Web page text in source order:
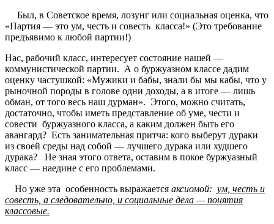
Был, в Советское время, лозунг или социальная оценка, что
«Партия — это ум, честь и совесть класса!» (Это требование
предъявимо к любой партии!)
Нас, рабочий класс, интересует состояние нашей —
коммунистической партии. А о буржуазном классе дадим
оценку частушкой: «Мужики и бабы, знали бы мы кабы, что у
рыночной породы в голове одни доходы, а в итоге — лишь
обман, от того весь наш дурман». Этого, можно считать,
достаточно, чтобы иметь представление об уме, чести и
совести буржуазного класса, а каким должен быть его
авангард? Есть занимательная притча: кого выберут дураки
из своей среды над собой — лучшего дурака или худшего
дурака? Не зная этого ответа, оставим в покое буржуазный
класс — наедине с его проблемами.
Но уже эта особенность выражается аксиомой: ум, честь и
совесть, а следовательно, и социальные дела — понятия
классовые.